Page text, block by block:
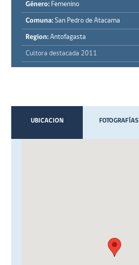
Género: Femenino
Comuna: San Pedro de Atacama
Region: Antofagasta
Cultora destacada 2011
UBICACION FOTOGRAFÍAS